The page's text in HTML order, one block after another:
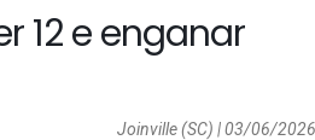
12 e enganar
Joinville (SC) | 03/06/